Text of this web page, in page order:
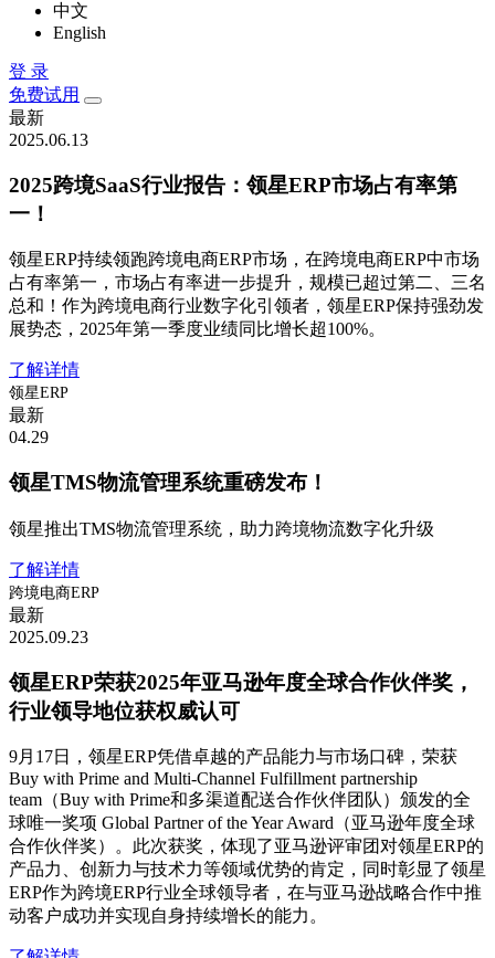
中文
English
登 录
免费试用
最新
2025.06.13
2025跨境SaaS行业报告：领星ERP市场占有率第
一！
领星ERP持续领跑跨境电商ERP市场，在跨境电商ERP中市场
占有率第一，市场占有率进一步提升，规模已超过第二、三名
总和！作为跨境电商行业数字化引领者，领星ERP保持强劲发
展势态，2025年第一季度业绩同比增长超100%。
了解详情
领星ERP
最新
04.29
领星TMS物流管理系统重磅发布！
领星推出TMS物流管理系统，助力跨境物流数字化升级
了解详情
跨境电商ERP
最新
2025.09.23
领星ERP荣获2025年亚马逊年度全球合作伙伴奖，
行业领导地位获权威认可
9月17日，领星ERP凭借卓越的产品能力与市场口碑，荣获
Buy with Prime and Multi-Channel Fulfillment partnership
team（Buy with Prime和多渠道配送合作伙伴团队）颁发的全
球唯一奖项 Global Partner of the Year Award（亚马逊年度全球
合作伙伴奖）。此次获奖，体现了亚马逊评审团对领星ERP的
产品力、创新力与技术力等领域优势的肯定，同时彰显了领星
ERP作为跨境ERP行业全球领导者，在与亚马逊战略合作中推
动客户成功并实现自身持续增长的能力。